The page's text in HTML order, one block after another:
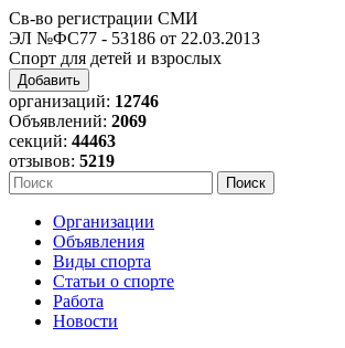
Св-во регистрации СМИ
ЭЛ №ФС77 - 53186 от 22.03.2013
Спорт для детей и взрослых
Добавить
организаций: 12746
Объявлений: 2069
секций: 44463
отзывов: 5219
Организации
Объявления
Виды спорта
Статьи о спорте
Работа
Новости